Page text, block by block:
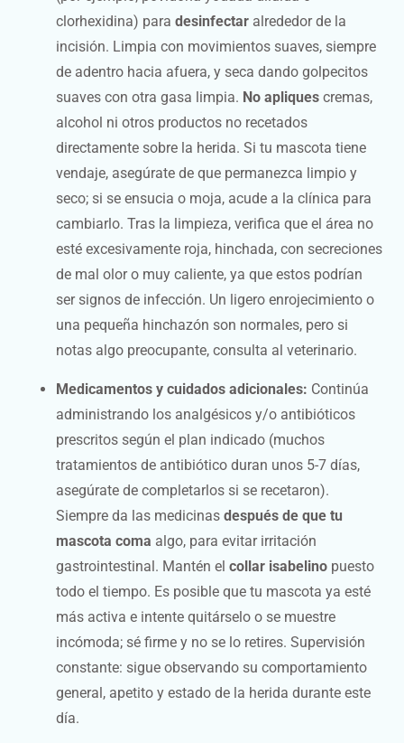
clorhexidina) paradesinfectar alrededor de la
incisión. Limpia con movimientos suaves, siempre
de adentro hacia afuera, y seca dando golpecitos
suaves con otra gasa limpia. No apliques cremas,
alcohol ni otros productos no recetados
directamente sobre la herida. Si tu mascota tiene
vendaje, asegúrate de que permanezca limpio y
seco; si se ensucia o moja, acude a la clínica para
cambiarlo. Tras la limpieza, verifica que el área no
esté excesivamente roja, hinchada, con secreciones
de mal olor o muy caliente, ya que estos podrían
ser signos de infección. Un ligero enrojecimiento o
una pequeña hinchazón son normales, pero si
notas algo preocupante, consulta al veterinario.
Medicamentos y cuidados adicionales: Continúa
administrando los analgésicos y/o antibióticos
prescritos según el plan indicado (muchos
tratamientos de antibiótico duran unos 5-7 días,
asegúrate de completarlos si se recetaron).
Siempre da las medicinasdespués de que tu
mascota coma algo, para evitar irritación
gastrointestinal. Mantén elcollar isabelino puesto
todo el tiempo. Es posible que tu mascota ya esté
más activa e intente quitárselo o se muestre
incómoda; sé firme y no se lo retires. Supervisión
constante: sigue observando su comportamiento
general, apetito y estado de la herida durante este
día.